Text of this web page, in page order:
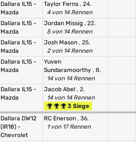
Dallara IL15 -
Mazda
Taylor Ferns , 24.
4 von 14 Rennen
Dallara IL15 -
Mazda
Jordan Missig , 22.
5 von 14 Rennen
Dallara IL15 -
Mazda
Josh Mason , 25.
2 von 14 Rennen
Dallara IL15 -
Mazda
Yuven
Sundaramoorthy , 8.
14 von 14 Rennen
Dallara IL15 -
Mazda
Jacob Abel , 2.
14 von 14 Rennen
3 Siege
Dallara DW12
(IR18) -
Chevrolet
RC Enerson , 36.
1 von 17 Rennen